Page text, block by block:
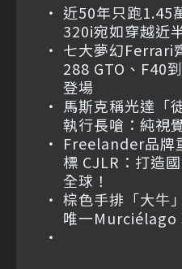
近50年只跑1.45
320i宛如穿越近
七大夢幻Ferrari
288 GTO、F40
登場
馬斯克稱光達「
執行長嗆：純視
Freelander品牌
標 CJLR：打造
全球！
棕色手排「大牛
唯一Murciélago